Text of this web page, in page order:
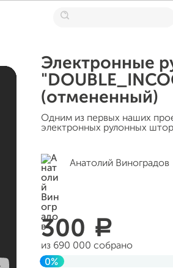
Электронные
(отмененный)
Одним из первых наших
электронных рулонных
Анатолий Виноградов
300 a
из 690 000 собрано
0%